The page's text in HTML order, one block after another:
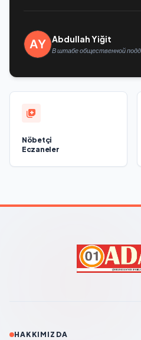
Abdullah Yiğit
В штабе общественной
Nöbetçi
Eczaneler
HAKKIMIZDA